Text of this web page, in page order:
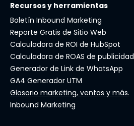
Recursos y herramientas
Boletín Inbound Marketing
Reporte Gratis de Sitio Web
Calculadora de ROI de HubSpot
Calculadora de ROAS de publicidad
Generador de Link de WhatsApp
GA4 Generador UTM
Glosario marketing, ventas y más.
Inbound Marketing